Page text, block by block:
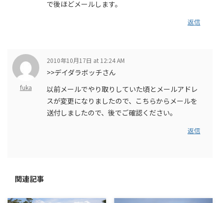
で後ほどメールします。
返信
fuka
2010年10月17日 at 12:24 AM
>>デイダラボッチさん
以前メールでやり取りしていた頃とメールアドレ
スが変更になりましたので、こちらからメールを
送付しましたので、後でご確認ください。
返信
関連記事